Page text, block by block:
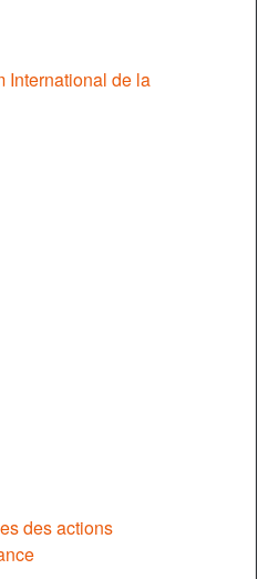
International de la
des actions